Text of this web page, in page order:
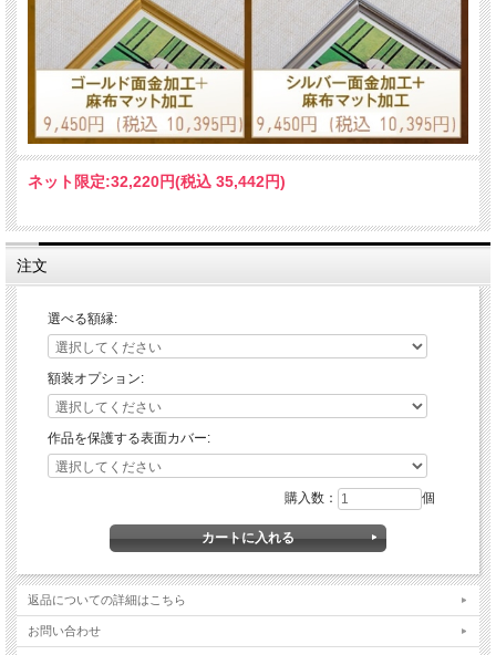
ネット限定:32,220円(税込 35,442円)
注文
選べる額縁:
額装オプション:
作品を保護する表面カバー:
購入数： 個
返品についての詳細はこちら
お問い合わせ